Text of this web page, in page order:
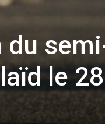
du
le 28